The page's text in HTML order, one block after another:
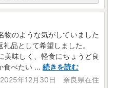
ダウンロード）
届の提出
納税の各種手続きがお手軽に
URLよりご確認ください。
物のような気がしていました
品として希望しました。
美味しく、軽食にちょうど良
食べたい ... 続きを読む
2025年12月30日 奈良県在住